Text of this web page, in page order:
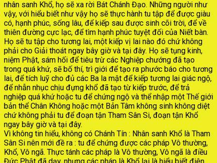
nhân sanh Khổ, họ sẽ xa rời Bát Chánh Đạo. Những người như
vậy, với hiểu biết như vậy họ sẽ thực hành tu tập để được giàu
có, hạnh phúc, sống lâu, để kiếp sau được sinh cõi trời, để về
thiên đường cực lạc, để tìm hạnh phúc tuyệt đối của Niết bàn.
Họ sẽ tu tập cho tương lai, một kiếp vị lai nào đó chứ không
phải cho Giải thoát ngay bây giờ và tại đây. Họ sẽ tụng kinh,
niệm Phật, sám hối để tiêu trừ các Nghiệp chướng đã tạo
trong quá khứ, sẽ bố thí, trì giới để tạo ra phước báo cho tương
lai, để tích luỹ cho đủ các Ba la mật để kiếp tương lai giác ngộ,
để nhẫn nhục chịu đựng khổ đã tạo từ kiếp trước, để trả
nghiệp quá khứ hoặc tu để chứng ngộ và thể nhập một Thế giới
bản thể Chân Không hoặc một Bản Tâm không sinh không diệt
chứ không phải tu để đoạn tận Tham Sân Si, đoạn tận Khổ
ngay bây giờ và tại đây.
Vì không tin hiểu, không có Chánh Tín : Nhân sanh Khổ là Tham
Sân Si nên mới đề ra : tu để chứng được các pháp Vô thường,
Khổ, Vô ngã. Thực tánh các pháp là Vô thường, Vô ngã là điều